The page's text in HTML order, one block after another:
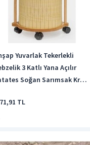
Yuvarlak Tekerlekli
3 Katlı Yana Açılır
Soğan Sarımsak Krem
TL